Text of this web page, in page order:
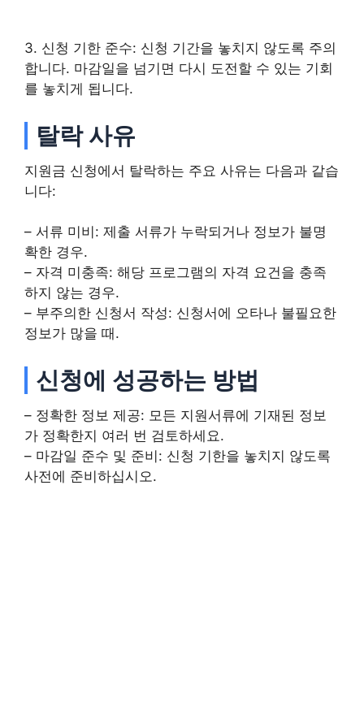
3. 신청 기한 준수: 신청 기간을 놓치지 않도록 주의
합니다. 마감일을 넘기면 다시 도전할 수 있는 기회
를 놓치게 됩니다.
탈락 사유
지원금 신청에서 탈락하는 주요 사유는 다음과 같습
니다:
– 서류 미비: 제출 서류가 누락되거나 정보가 불명
확한 경우.
– 자격 미충족: 해당 프로그램의 자격 요건을 충족
하지 않는 경우.
– 부주의한 신청서 작성: 신청서에 오타나 불필요한
정보가 많을 때.
신청에 성공하는 방법
– 정확한 정보 제공: 모든 지원서류에 기재된 정보
가 정확한지 여러 번 검토하세요.
– 마감일 준수 및 준비: 신청 기한을 놓치지 않도록
사전에 준비하십시오.